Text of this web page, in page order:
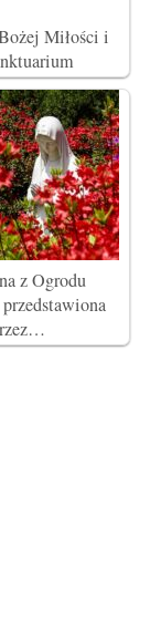
Miłości i
z Ogrodu